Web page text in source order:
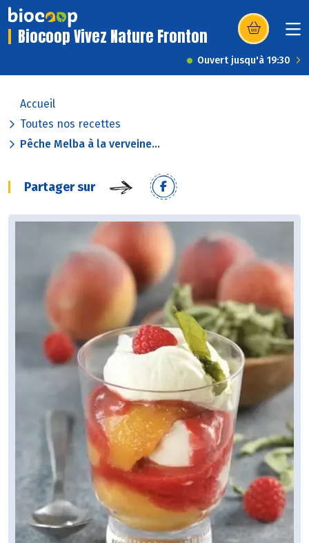
Biocoop Vivez Nature Fronton (s’ouvre dans
Ouvert jusqu'à 19:30
Accueil
Toutes nos recettes
Pêche Melba à la verveine...
Partager sur